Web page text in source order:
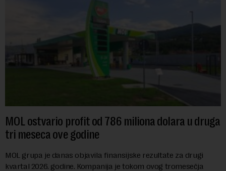
MOL ostvario profit od 786 miliona dolara u druga
tri meseca ove godine
MOL grupa je danas objavila finansijske rezultate za drugi
kvartal 2026. godine. Kompanija je tokom ovog tromesečja